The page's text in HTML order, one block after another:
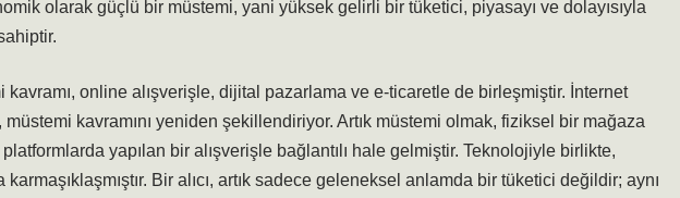
olarak güçlü bir müstemi, yani yüksek gelirli bir tüketici, piyasayı ve dolayısıyla
online alışverişle, dijital pazarlama ve e-ticaretle de birleşmiştir. İnternet
müstemi kavramını yeniden şekillendiriyor. Artık müstemi olmak, fiziksel bir mağaza
yapılan bir alışverişle bağlantılı hale gelmiştir. Teknolojiyle birlikte,
Bir alıcı, artık sadece geleneksel anlamda bir tüketici değildir; aynı